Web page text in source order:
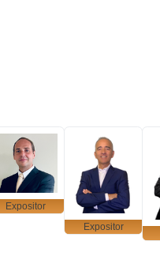
Expositor
Expositor